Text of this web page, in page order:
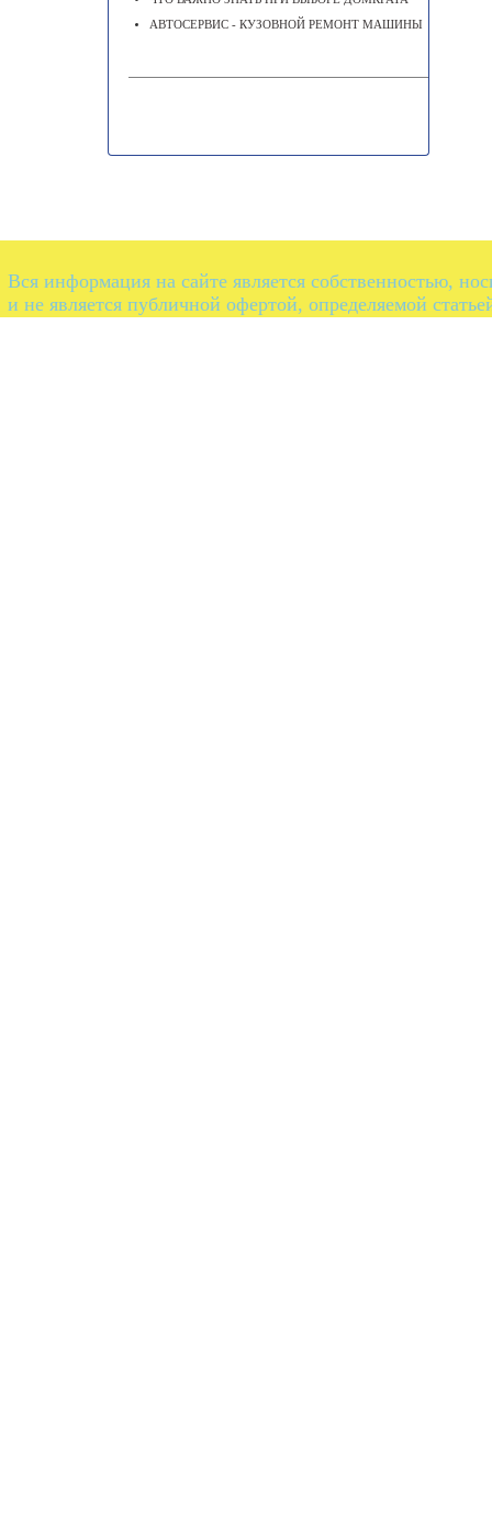
АВТОСЕРВИС - КУЗОВНОЙ РЕМОНТ МАШИНЫ
Вся информация на сайте является собственностью,
и не является публичной офертой, определяемой